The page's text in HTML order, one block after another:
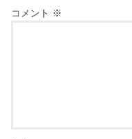
コメント ※